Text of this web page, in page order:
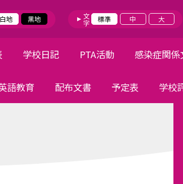
白地 黒地 文字 標準 中 大
学校日記 PTA活動 感染症関係
語教育 配布文書 予定表 学校